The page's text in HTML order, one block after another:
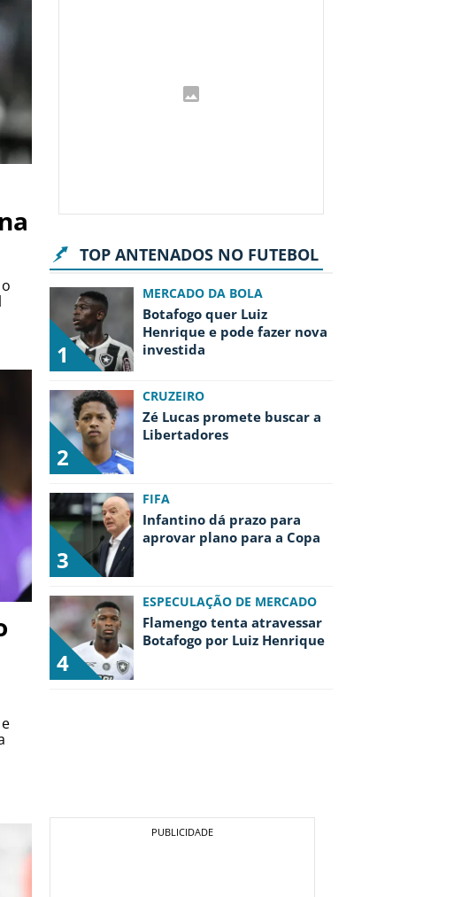
TOP ANTENADOS NO FUTEBOL
1
MERCADO DA BOLA
Botafogo quer Luiz
Henrique e pode fazer nova
investida
2
CRUZEIRO
Zé Lucas promete buscar a
Libertadores
3
FIFA
Infantino dá prazo para
aprovar plano para a Copa
4
ESPECULAÇÃO DE MERCADO
Flamengo tenta atravessar
Botafogo por Luiz Henrique